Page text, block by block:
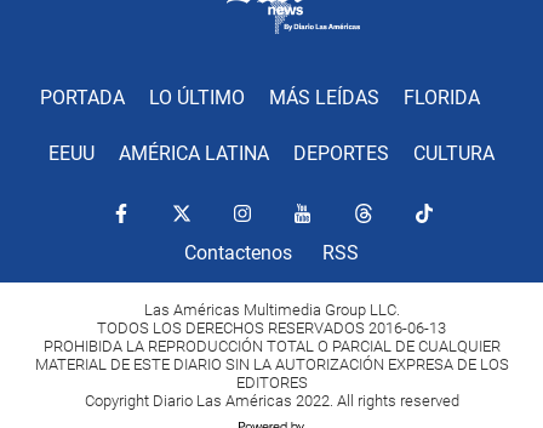
PORTADA LO ÚLTIMO MÁS LEÍDAS FLORIDA
EEUU AMÉRICA LATINA DEPORTES CULTURA
Contactenos RSS
Las Américas Multimedia Group LLC.
TODOS LOS DERECHOS RESERVADOS 2016-06-13
PROHIBIDA LA REPRODUCCIÓN TOTAL O PARCIAL DE CUALQUIER
MATERIAL DE ESTE DIARIO SIN LA AUTORIZACIÓN EXPRESA DE LOS
EDITORES
Copyright Diario Las Américas 2022. All rights reserved